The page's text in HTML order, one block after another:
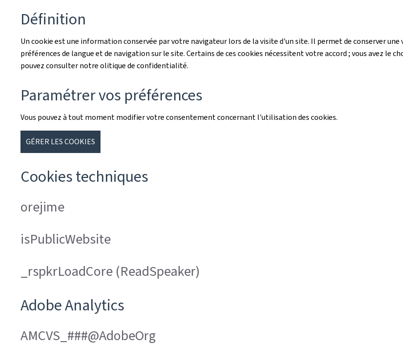
Définition
Un cookie est une information conservée par votre navigateur lors de la visite d'un site. Il permet de conserver
préférences de langue et de navigation sur le site. Certains de ces cookies nécessitent votre accord ; vous avez le
pouvez consulter notre olitique de confidentialité.
Paramétrer vos préférences
Vous pouvez à tout moment modifier votre consentement concernant l'utilisation des cookies.
GÉRER LES COOKIES
Cookies techniques
orejime
isPublicWebsite
_rspkrLoadCore (ReadSpeaker)
Adobe Analytics
AMCVS_###@AdobeOrg